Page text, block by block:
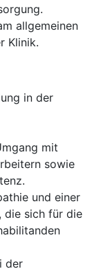
allgemeinen
Klinik.
in der
mit
sowie
und einer
die sich für die
der